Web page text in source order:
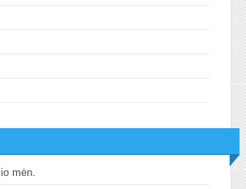
mėn.